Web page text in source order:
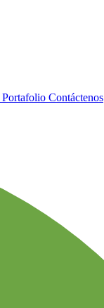
Portafolio Contáctenos